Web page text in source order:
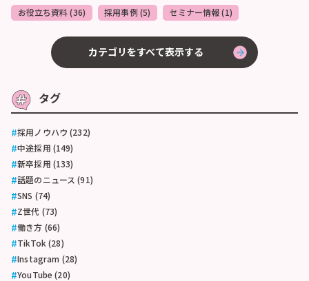
お役立ち資料 (36)
採用事例 (5) セミナー情報 (1)
カテゴリをすべて表示する
タグ
採用ノウハウ (232)
中途採用 (149)
新卒採用 (133)
話題のニュース (91)
SNS (74)
Z世代 (73)
働き方 (66)
TikTok (28)
Instagram (28)
YouTube (20)